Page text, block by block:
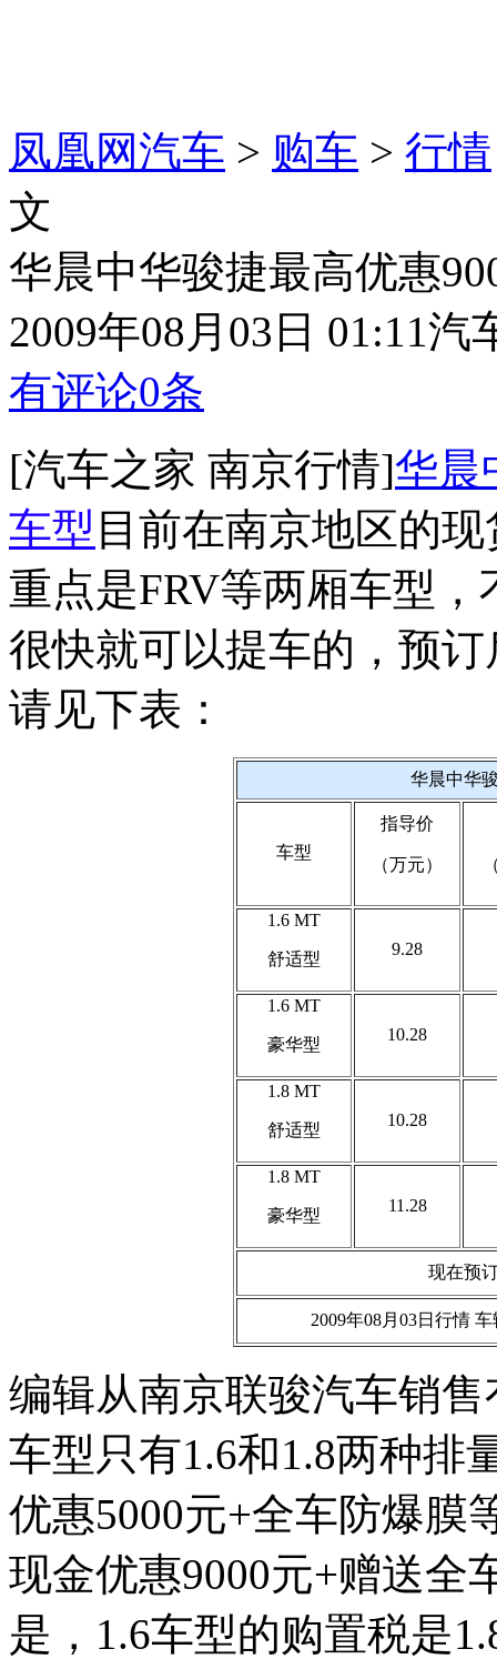
凤凰网汽车 > 购车 > 行情
文
华晨中华骏捷最高优惠
2009年08月03日 01:11汽
有评论0条
[汽车之家 南京行情]华晨
车型 目前在南京地区的
重点是FRV等两厢车型
很快就可以提车的，预
请见下表：
华晨中华
车型
指导价
（万元）
1.6 MT
舒适型
9.28
1.6 MT
豪华型
10.28
1.8 MT
舒适型
10.28
1.8 MT
豪华型
11.28
现在预
2009年08月03日行情
编辑从南京联骏汽车销
车型只有1.6和1.8两种排
优惠5000元+全车防爆膜
现金优惠9000元+赠送全
是，1.6车型的购置税是